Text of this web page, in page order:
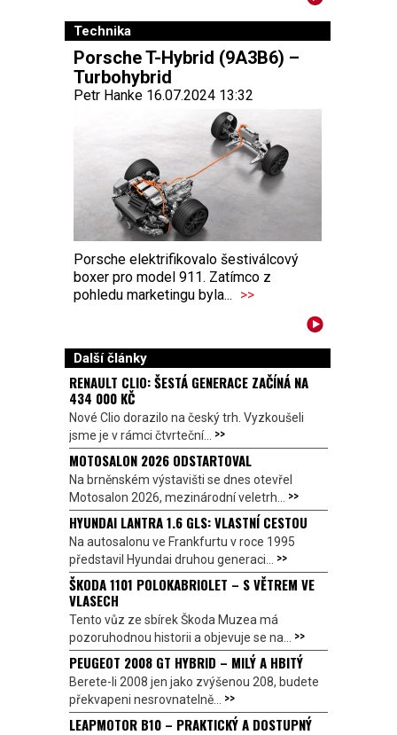
Technika
Porsche T-Hybrid (9A3B6) –
Turbohybrid
Petr Hanke 16.07.2024 13:32
Porsche elektrifikovalo šestiválcový
boxer pro model 911. Zatímco z
pohledu marketingu byla... >>
Další články
RENAULT CLIO: ŠESTÁ GENERACE ZAČÍNÁ NA
434 000 KČ
Nové Clio dorazilo na český trh. Vyzkoušeli
jsme je v rámci čtvrteční... >>
MOTOSALON 2026 ODSTARTOVAL
Na brněnském výstavišti se dnes otevřel
Motosalon 2026, mezinárodní veletrh... >>
HYUNDAI LANTRA 1.6 GLS: VLASTNÍ CESTOU
Na autosalonu ve Frankfurtu v roce 1995
představil Hyundai druhou generaci... >>
ŠKODA 1101 POLOKABRIOLET – S VĚTREM VE
VLASECH
Tento vůz ze sbírek Škoda Muzea má
pozoruhodnou historii a objevuje se na... >>
PEUGEOT 2008 GT HYBRID – MILÝ A HBITÝ
Berete-li 2008 jen jako zvýšenou 208, budete
překvapeni nesrovnatelně... >>
LEAPMOTOR B10 – PRAKTICKÝ A DOSTUPNÝ